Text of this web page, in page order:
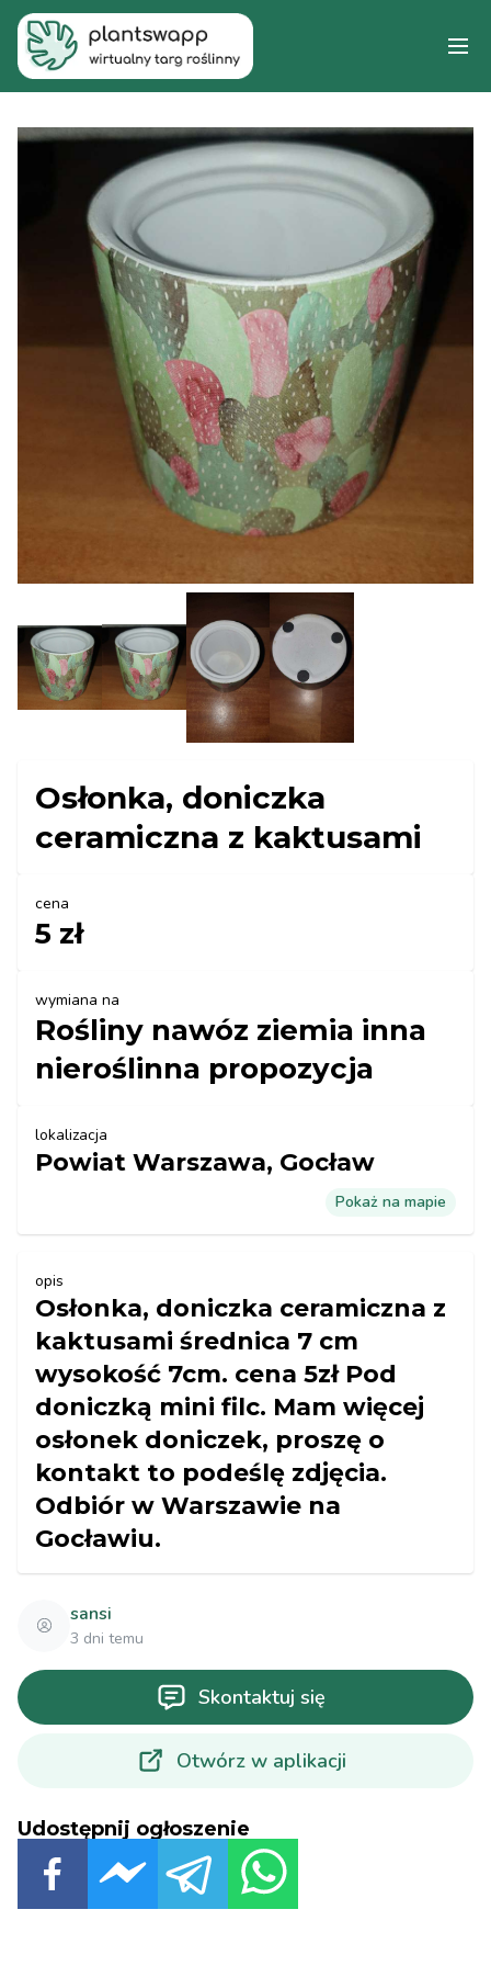
Osłonka, doniczka
ceramiczna z kaktusami
cena
5 zł
wymiana na
Rośliny nawóz ziemia inna
nieroślinna propozycja
lokalizacja
Powiat Warszawa, Gocław
Pokaż na mapie
opis
Osłonka, doniczka ceramiczna z
kaktusami średnica 7 cm
wysokość 7cm. cena 5zł Pod
doniczką mini filc. Mam więcej
osłonek doniczek, proszę o
kontakt to podeślę zdjęcia.
Odbiór w Warszawie na
Gocławiu.
sansi
3 dni temu
Skontaktuj się
Otwórz w aplikacji
Udostępnij ogłoszenie